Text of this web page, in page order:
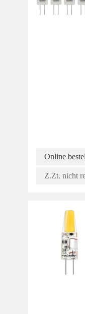
Online
Z.Zt. nicht